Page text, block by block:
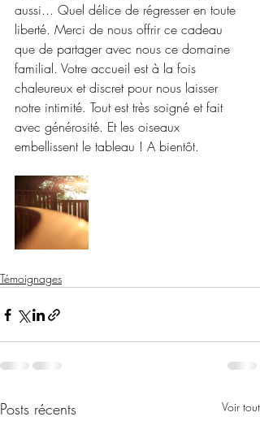
aussi... Quel délice de régresser en toute
liberté. Merci de nous offrir ce cadeau
que de partager avec nous ce domaine
familial. Votre accueil est à la fois
chaleureux et discret pour nous laisser
notre intimité. Tout est très soigné et fait
avec générosité. Et les oiseaux
embellissent le tableau ! A bientôt.
Témoignages
Posts récents Voir tout